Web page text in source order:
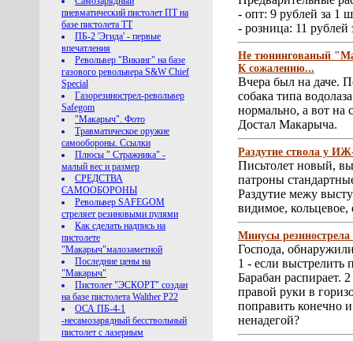
пневматический пистолет ПТ на
базе пистолета ТТ
ПБ-2 'Эгида' - первые
впечатления
Револьвер "Викинг" на базе
газового револьвера S&W Chief
Special
Газорезинострел-револьвер
Safegom
"Макарыч". Фото
Травматическое оружие
самообороны. Ссылки
Плюсы " Стражника" -
малый вес и размер
СРЕДСТВА
САМООБОРОНЫ
Револьвер SAFEGOM
стреляет резиновыми пулями
Как сделать надпись на
пистолете
"Макарыч"малозаметной
Последние цены на
"Макарыч"
Пистолет "ЭСКОРТ" создан
на базе пистолета Walther P22
ОСА ПБ-4-1
-несамозарядный бесствольный
пистолет с лазерным
- опт: 9 рублей за 1
- розница: 11 рублей
Не тюнингованый
К сожалению...
Вчера был на даче.
собака типа
нормально, а вот на
Достал Макарыча.
Раздутие ствола у
Письтолет новый,
патроны
Раздутие межу
видимое, кольцевое,
Минусы
Господа,
1 - если выстрелить
Барабан распирает.
правой руки в
поправить конечно
ненадегой?